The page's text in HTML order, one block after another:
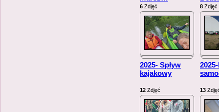
6 Zdjęć 8 Zdjęć
2025- Spływ
kajakowy
12 Zdjęć 13